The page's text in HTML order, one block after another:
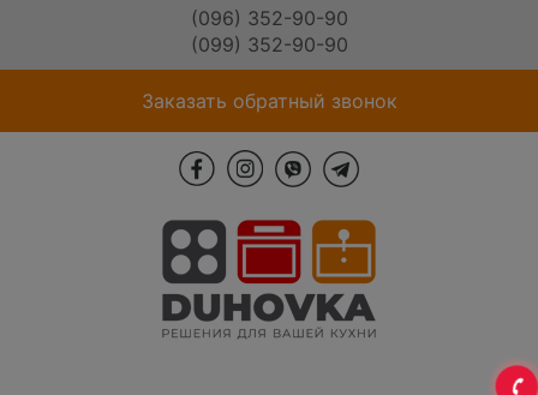
(096) 352-90-90
(099) 352-90-90
Заказать обратный звонок